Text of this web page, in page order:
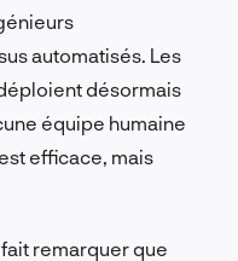
automatisés. Les
désormais
équipe humaine
efficace, mais
fait remarquer que